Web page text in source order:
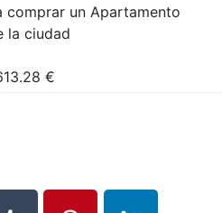
comprar un Apartamento
la ciudad
€